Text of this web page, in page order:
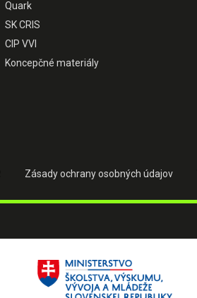
Quark
SK CRIS
CIP VVI
Koncepčné materiály
Zásady ochrany osobných údajov